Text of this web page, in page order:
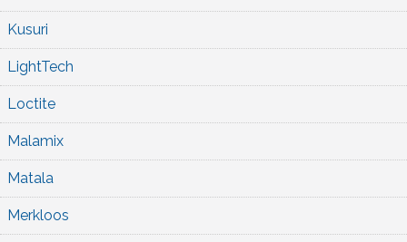
Kusuri
LightTech
Loctite
Malamix
Matala
Merkloos